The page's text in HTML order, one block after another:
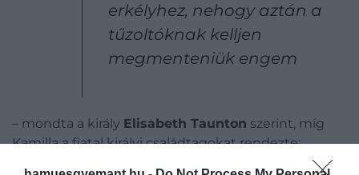
erkélyhez, nehogy aztán a
tűzoltóknak kelljen
megmenteniük engem
– mondta a király Elisabeth Taunton szerint, míg
Kamilla a fiatal királyi családtagokat rendezte: